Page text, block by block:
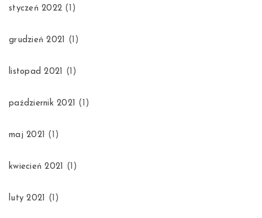
styczeń 2022 (1)
grudzień 2021 (1)
listopad 2021 (1)
październik 2021 (1)
maj 2021 (1)
kwiecień 2021 (1)
luty 2021 (1)